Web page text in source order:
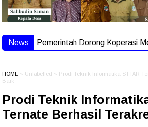
News Pemerintah Dorong Koperasi
HOME » Unlabelled » Prodi Teknik Informatika STTAR
Baik
Prodi Teknik
Ternate Berhasil